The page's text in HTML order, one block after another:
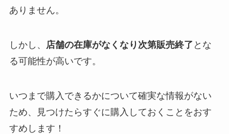
ありません。
しかし、 店舗の在庫がなくなり次第販売終了 とな
る可能性が高いです。
いつまで購入できるかについて確実な情報がない
ため、見つけたらすぐに購入しておくことをおす
すめします！